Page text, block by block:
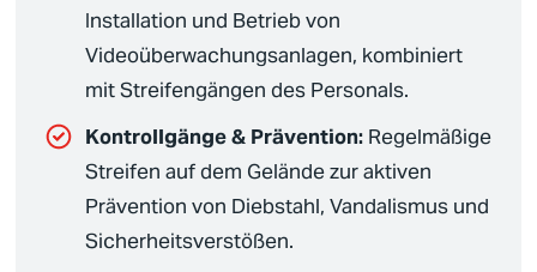
Installation und Betrieb von
Videoüberwachungsanlagen, kombiniert
mit Streifengängen des Personals.
Kontrollgänge & Prävention: Regelmäßige
Streifen auf dem Gelände zur aktiven
Prävention von Diebstahl, Vandalismus und
Sicherheitsverstößen.